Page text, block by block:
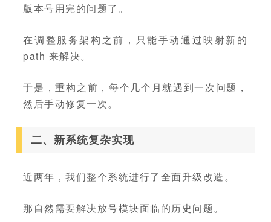
版本号用完的问题了。
在调整服务架构之前，只能手动通过映射新的
path 来解决。
于是，重构之前，每个几个月就遇到一次问题，
然后手动修复一次。
二、新系统复杂实现
近两年，我们整个系统进行了全面升级改造。
那自然需要解决放号模块面临的历史问题。